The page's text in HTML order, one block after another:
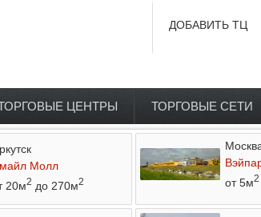
ДОБАВИТЬ ТЦ
ЦЕНТРЫ ТОРГОВЫЕ СЕТИ
Молл
20м2 до 270м2
от 5м2